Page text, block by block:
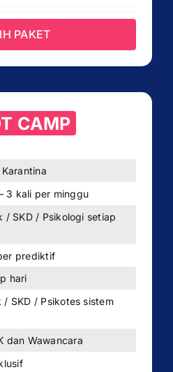
PAKET
CAMP
3 kali per minggu
/ SKD / Psikologi setiap
prediktif
hari
SKD / Psikotes sistem
dan Wawancara